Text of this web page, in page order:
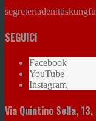
SEGUICI
Facebook
YouTube
Instagram
Via Quintino Sella,